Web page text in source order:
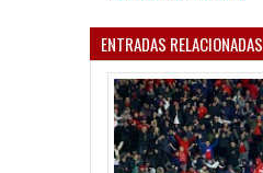
ENTRADAS RELACIONADAS